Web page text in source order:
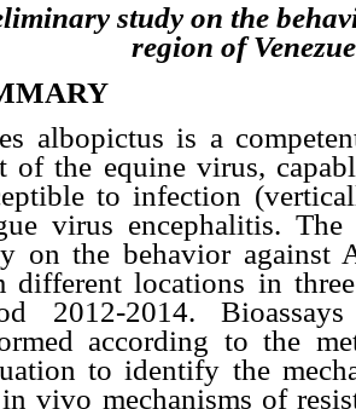
study on the
region of
albopictus is a
of the equine virus,
to infection
virus encephalitis.
on the behavior against
different locations in
2012-2014.
according to the
to identify the
vivo mechanisms of